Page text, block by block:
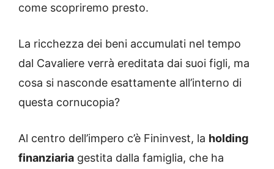
come scopriremo presto.
La ricchezza dei beni accumulati nel tempo
dal Cavaliere verrà ereditata dai suoi figli, ma
cosa si nasconde esattamente all’interno di
questa cornucopia?
Al centro dell’impero c’è Fininvest, la holding
finanziaria gestita dalla famiglia, che ha